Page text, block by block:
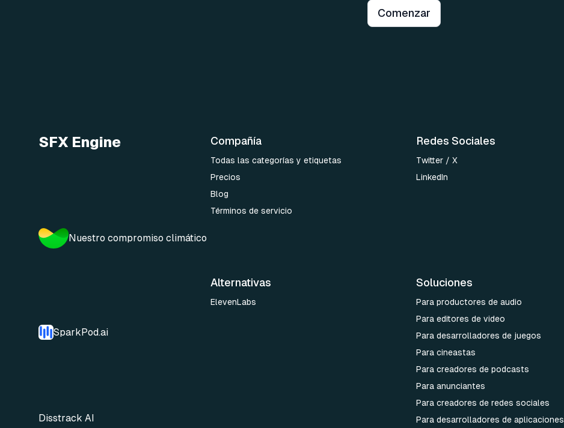
Comenzar
SFX Engine
Nuestro compromiso climático
SparkPod.ai
Disstrack AI
Compañía
Todas las categorías y etiquetas
Precios
Blog
Términos de servicio
Redes Sociales
Twitter / X
LinkedIn
Alternativas
ElevenLabs
Soluciones
Para productores de audio
Para editores de video
Para desarrolladores de juegos
Para cineastas
Para creadores de podcasts
Para anunciantes
Para creadores de redes sociales
Para desarrolladores de aplicaciones